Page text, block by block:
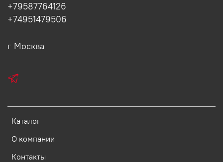
Каталог
О компании
Контакты
+79587764126
+74951479506
г Москва